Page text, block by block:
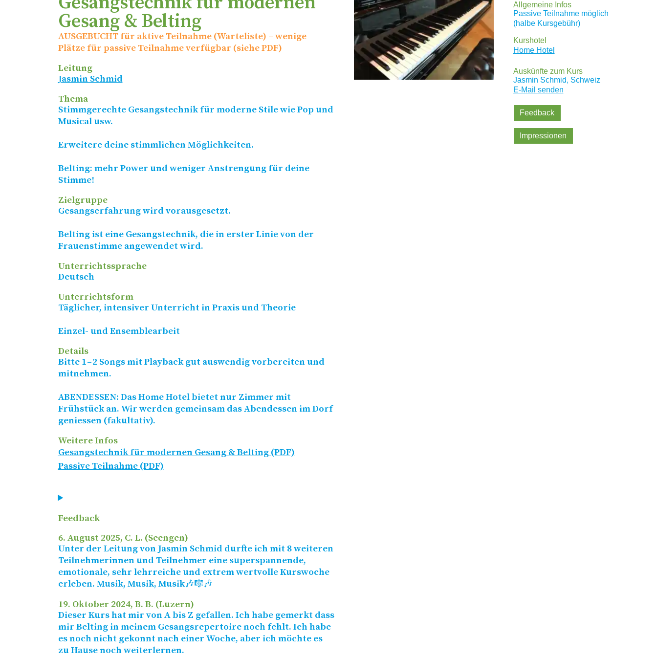
Gesang & Belting
AUSGEBUCHTfür aktive Teilnahme (Warteliste) – wenige
Plätze für passive Teilnahme verfügbar (siehePDF)
Leitung
Jasmin Schmid
Thema
Stimmgerechte Gesangstechnik für moderne Stile wie Pop und
Musical usw.
Erweitere deine stimmlichen Möglichkeiten.
Belting: mehr Power und weniger Anstrengung für deine
Stimme!
Zielgruppe
Gesangserfahrung wird vorausgesetzt.
Belting ist eine Gesangstechnik, die in erster Linie von der
Frauenstimme angewendet wird.
Unterrichtssprache
Deutsch
Unterrichtsform
Täglicher, intensiver Unterricht in Praxis und Theorie
Einzel- und Ensemblearbeit
Details
Bitte 1 – 2 Songs mit Playback gut auswendig vorbereiten und
mitnehmen.
ABENDESSEN: Das Home Hotel bietet nur Zimmer mit
Frühstück an. Wir werden gemeinsam das Abendessen im Dorf
geniessen (fakultativ).
Weitere Infos
Gesangstechnik für modernen Gesang & Belting (PDF)
Passive Teilnahme (PDF)
Allgemeine Infos
Passive Teilnahme möglich
(halbe Kursgebühr)
Kurshotel
Home Hotel
Auskünfte zum Kurs
Jasmin Schmid, Schweiz
E-Mail senden
Feedback
Impressionen
Feedback
6. August 2025, C. L. (Seengen)
Unter der Leitung von Jasmin Schmid durfte ich mit 8 weiteren
Teilnehmerinnen und Teilnehmer eine superspannende,
emotionale, sehr lehrreiche und extrem wertvolle Kurswoche
erleben. Musik, Musik, Musik🎶🎼🎶
19. Oktober 2024, B. B. (Luzern)
Dieser Kurs hat mir von A bis Z gefallen. Ich habe gemerkt dass
mir Belting in meinem Gesangsrepertoire noch fehlt. Ich habe
es noch nicht gekonnt nach einer Woche, aber ich möchte es
zu Hause noch weiterlernen.